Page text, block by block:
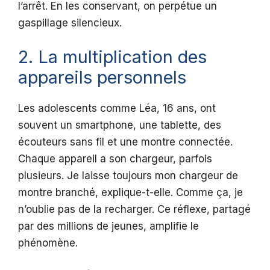
l’arrêt. En les conservant, on perpétue un
gaspillage silencieux.
2. La multiplication des
appareils personnels
Les adolescents comme Léa, 16 ans, ont
souvent un smartphone, une tablette, des
écouteurs sans fil et une montre connectée.
Chaque appareil a son chargeur, parfois
plusieurs. Je laisse toujours mon chargeur de
montre branché, explique-t-elle. Comme ça, je
n’oublie pas de la recharger. Ce réflexe, partagé
par des millions de jeunes, amplifie le
phénomène.